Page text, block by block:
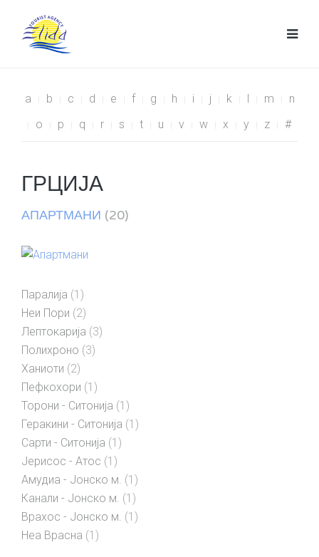
a b c d e f g h i j k l m
n
o
p q r s t u v w x y z #
ГРЦИЈА
АПАРТМАНИ (20)
Паралија (1)
Неи Пори (2)
Лептокарија (3)
Полихроно (3)
Ханиоти (2)
Пефкохори (1)
Торони - Ситонија (1)
Геракини - Ситонија (1)
Сарти - Ситонија (1)
Јерисос - Атос (1)
Амудиа - Јонско м. (1)
Канали - Јонско м. (1)
Врахос - Јонско м. (1)
Неа Врасна (1)